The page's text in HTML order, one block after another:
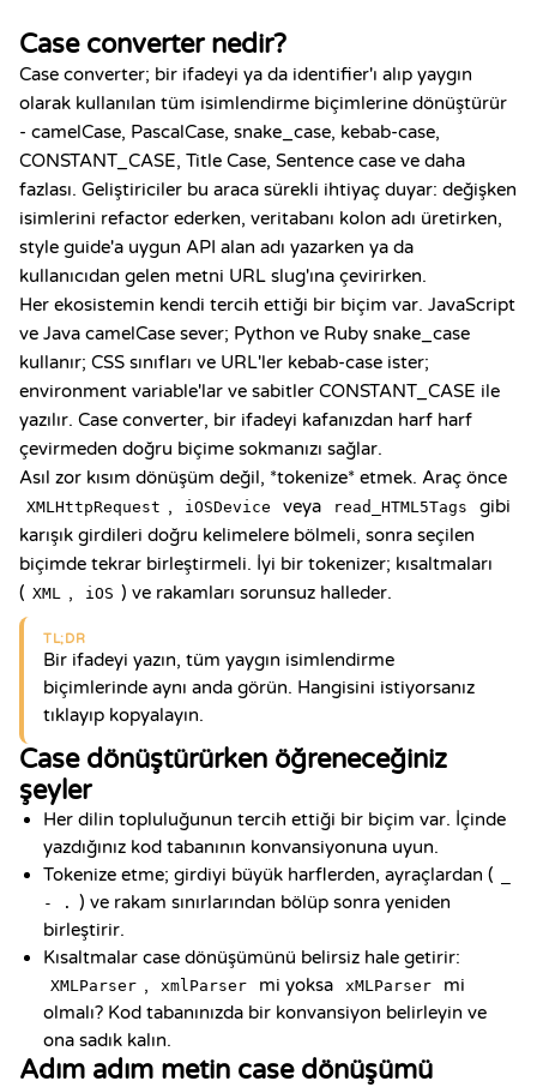
Case converter nedir?
Case converter; bir ifadeyi ya da identifier'ı alıp yaygın
olarak kullanılan tüm isimlendirme biçimlerine dönüştürür
- camelCase, PascalCase, snake_case, kebab-case,
CONSTANT_CASE, Title Case, Sentence case ve daha
fazlası. Geliştiriciler bu araca sürekli ihtiyaç duyar: değişken
isimlerini refactor ederken, veritabanı kolon adı üretirken,
style guide'a uygun API alan adı yazarken ya da
kullanıcıdan gelen metni URL slug'ına çevirirken.
Her ekosistemin kendi tercih ettiği bir biçim var. JavaScript
ve Java camelCase sever; Python ve Ruby snake_case
kullanır; CSS sınıfları ve URL'ler kebab-case ister;
environment variable'lar ve sabitler CONSTANT_CASE ile
yazılır. Case converter, bir ifadeyi kafanızdan harf harf
çevirmeden doğru biçime sokmanızı sağlar.
Asıl zor kısım dönüşüm değil, *tokenize* etmek. Araç önce
XMLHttpRequest , iOSDevice veya read_HTML5Tags
gibi
karışık girdileri doğru kelimelere bölmeli, sonra seçilen
biçimde tekrar birleştirmeli. İyi bir tokenizer; kısaltmaları
( XML , iOS ) ve rakamları sorunsuz halleder.
TL;DR
Bir ifadeyi yazın, tüm yaygın isimlendirme
biçimlerinde aynı anda görün. Hangisini istiyorsanız
tıklayıp kopyalayın.
Case dönüştürürken öğreneceğiniz
şeyler
Her dilin topluluğunun tercih ettiği bir biçim var. İçinde
yazdığınız kod tabanının konvansiyonuna uyun.
Tokenize etme; girdiyi büyük harflerden, ayraçlardan (
- . ) ve rakam sınırlarından bölüp sonra yeniden
birleştirir.
Kısaltmalar case dönüşümünü belirsiz hale getirir:
XMLParser , xmlParser mi yoksa xMLParser
mi
olmalı? Kod tabanınızda bir konvansiyon belirleyin ve
ona sadık kalın.
Adım adım metin case dönüşümü